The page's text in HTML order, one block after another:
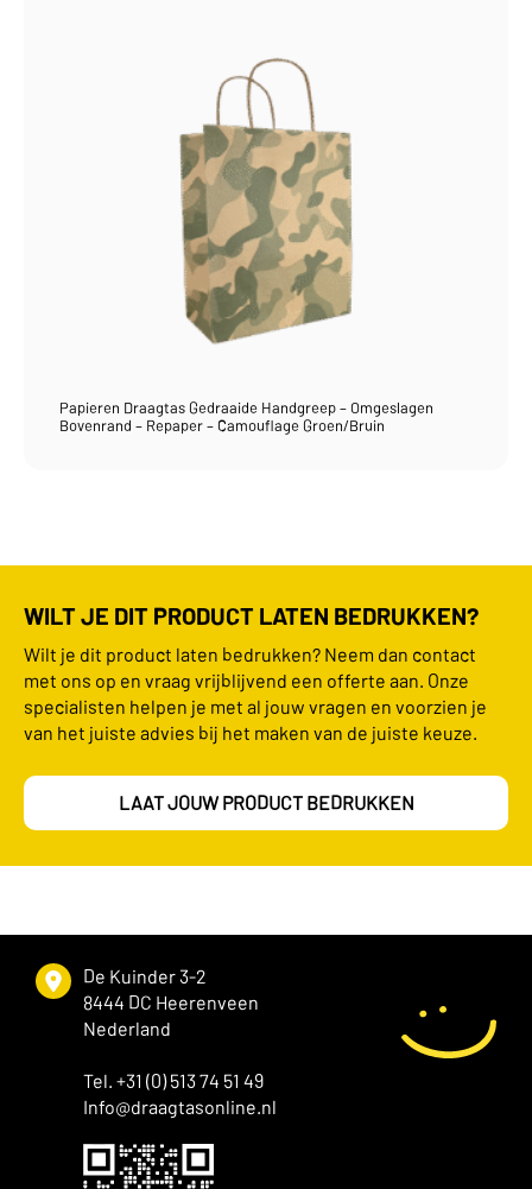
Papieren Draagtas Gedraaide Handgreep – Omgeslagen
Bovenrand – Repaper – Camouflage Groen/Bruin
WILT JE DIT PRODUCT LATEN BEDRUKKEN?
Wilt je dit product laten bedrukken? Neem dan contact
met ons op en vraag vrijblijvend een offerte aan. Onze
specialisten helpen je met al jouw vragen en voorzien je
van het juiste advies bij het maken van de juiste keuze.
LAAT JOUW PRODUCT BEDRUKKEN
De Kuinder 3-2
8444 DC Heerenveen
Nederland
Tel. +31 (0) 513 74 51 49
Info@draagtasonline.nl